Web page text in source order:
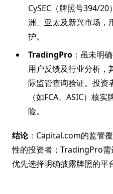
CySEC（牌照号394/
洲、亚太及新兴市场，
护。
TradingPro ：虽未明
用户反馈及行业分析，
际监管查询验证。投资
（如FCA、ASIC）核
险。
结论：Capital.com的监管
性的投资者；TradingPro
优先选择明确披露牌照的平